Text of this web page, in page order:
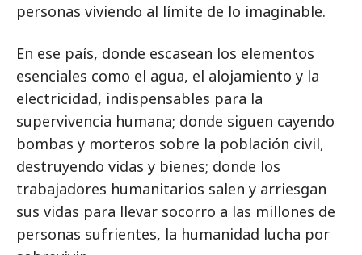
personas viviendo al límite de lo imaginable.
En ese país, donde escasean los elementos
esenciales como el agua, el alojamiento y la
electricidad, indispensables para la
supervivencia humana; donde siguen cayendo
bombas y morteros sobre la población civil,
destruyendo vidas y bienes; donde los
trabajadores humanitarios salen y arriesgan
sus vidas para llevar socorro a las millones de
personas sufrientes, la humanidad lucha por